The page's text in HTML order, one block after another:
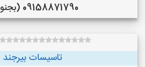
09158871790 (بجنورد )
تاسیسات بیرجند